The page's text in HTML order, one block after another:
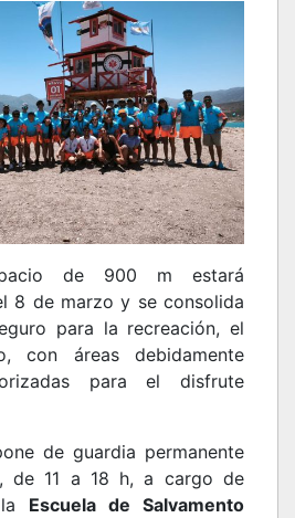
de 900 m estará
8 de marzo y se consolida
para la recreación, el
con áreas debidamente
para el disfrute
de guardia permanente
de 11 a 18 h, a cargo de
Escuela de Salvamento